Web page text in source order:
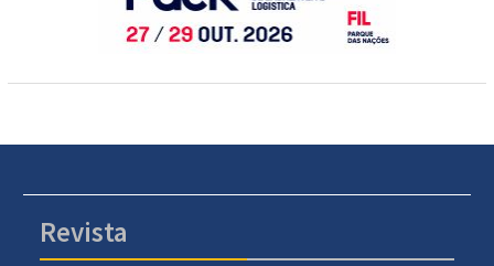
Revista